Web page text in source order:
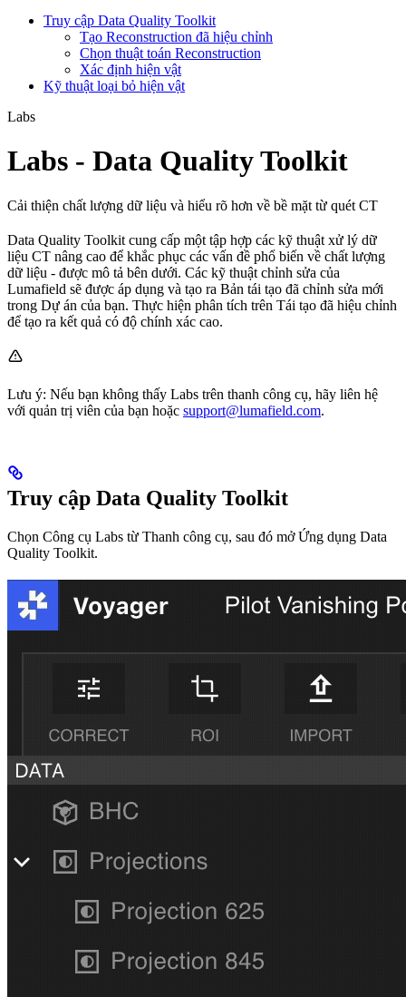
Truy cập Data Quality Toolkit
Tạo Reconstruction đã hiệu chỉnh
Chọn thuật toán Reconstruction
Xác định hiện vật
Kỹ thuật loại bỏ hiện vật
Labs
Labs - Data Quality Toolkit
Cải thiện chất lượng dữ liệu và hiểu rõ hơn về bề mặt từ quét CT
Data Quality Toolkit cung cấp một tập hợp các kỹ thuật xử lý dữ
liệu CT nâng cao để khắc phục các vấn đề phổ biến về chất lượng
dữ liệu - được mô tả bên dưới. Các kỹ thuật chỉnh sửa của
Lumafield sẽ được áp dụng và tạo ra Bản tái tạo đã chỉnh sửa mới
trong Dự án của bạn. Thực hiện phân tích trên Tái tạo đã hiệu chỉnh
để tạo ra kết quả có độ chính xác cao.
Lưu ý: Nếu bạn không thấy Labs trên thanh công cụ, hãy liên hệ
với quản trị viên của bạn hoặc support@lumafield.com.
Truy cập Data Quality Toolkit
Chọn Công cụ Labs từ Thanh công cụ, sau đó mở Ứng dụng Data
Quality Toolkit.